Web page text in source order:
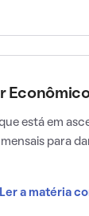
está em
para
Ler a matéria